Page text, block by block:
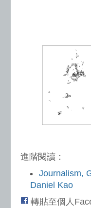
進階閱讀：
Journalism,
Daniel Kao
轉貼至個人